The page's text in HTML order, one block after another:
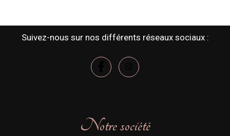
Suivez-nous sur nos différents réseaux sociaux :
Notre société